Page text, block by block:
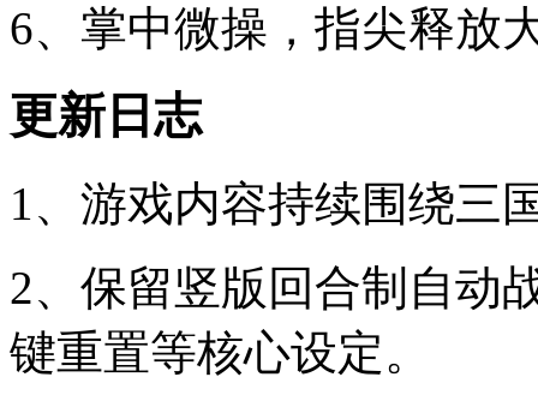
6、掌中微操，指尖释放
更新日志
1、游戏内容持续围绕三
2、保留竖版回合制自动
键重置等核心设定。